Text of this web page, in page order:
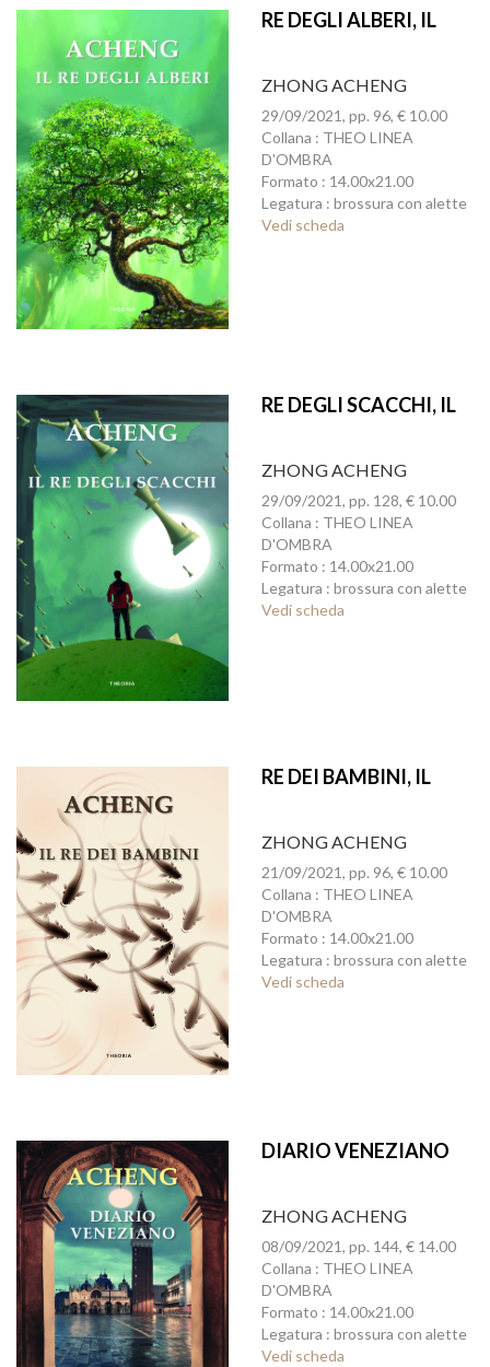
RE DEGLI ALBERI, IL
ZHONG ACHENG
29/09/2021, pp. 96, € 10.00
Collana : THEO LINEA
D'OMBRA
Formato : 14.00x21.00
Legatura : brossura con alette
Vedi scheda
RE DEGLI SCACCHI, IL
ZHONG ACHENG
29/09/2021, pp. 128, € 10.00
Collana : THEO LINEA
D'OMBRA
Formato : 14.00x21.00
Legatura : brossura con alette
Vedi scheda
RE DEI BAMBINI, IL
ZHONG ACHENG
21/09/2021, pp. 96, € 10.00
Collana : THEO LINEA
D'OMBRA
Formato : 14.00x21.00
Legatura : brossura con alette
Vedi scheda
DIARIO VENEZIANO
ZHONG ACHENG
08/09/2021, pp. 144, € 14.00
Collana : THEO LINEA
D'OMBRA
Formato : 14.00x21.00
Legatura : brossura con alette
Vedi scheda